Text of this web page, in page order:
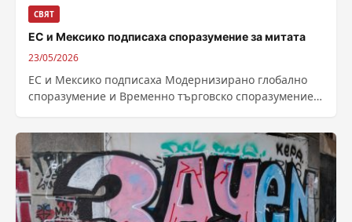
СВЯТ
ЕС и Мексико подписаха споразумение за митата
23/05/2026
ЕС и Мексико подписаха Модернизирано глобално
споразумение и Временно търговско споразумение,